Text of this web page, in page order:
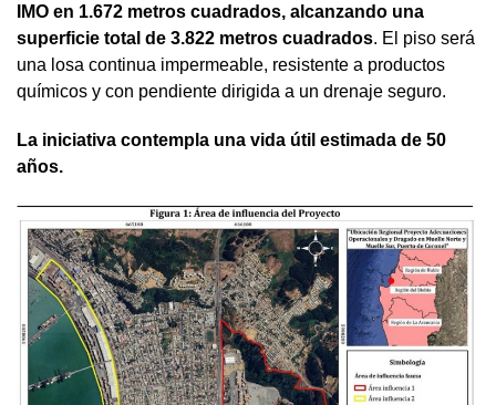
IMO en 1.672 metros cuadrados, alcanzando una
superficie total de 3.822 metros cuadrados. El piso será
una losa continua impermeable, resistente a productos
químicos y con pendiente dirigida a un drenaje seguro.
La iniciativa contempla una vida útil estimada de 50
años.